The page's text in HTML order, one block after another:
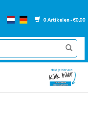
0 Artikelen - €0,00